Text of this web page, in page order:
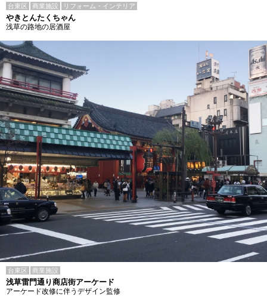
台東区 商業施設 リフォーム・インテリア
やきとんたくちゃん
浅草の路地の居酒屋
台東区 商業施設
浅草雷門通り商店街アーケード
アーケード改修に伴うデザイン監修